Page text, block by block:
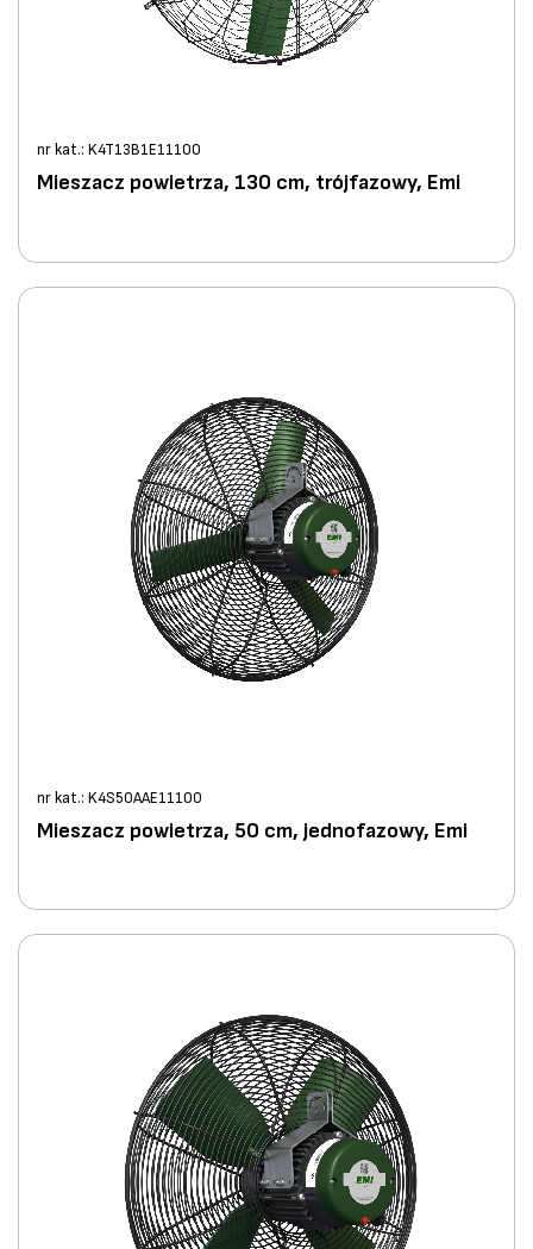
nr kat.: K4T13B1E11100
Mieszacz powietrza, 130 cm, trójfazowy, Emi
nr kat.: K4S50AAE11100
Mieszacz powietrza, 50 cm, jednofazowy, Emi